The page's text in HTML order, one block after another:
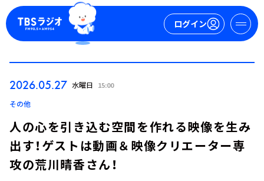
ログイン
2026.05.27 水曜日 15:00
その他
人の心を引き込む空間を作れる映像を生み
出す！ゲストは動画＆映像クリエーター専
攻の荒川晴香さん！